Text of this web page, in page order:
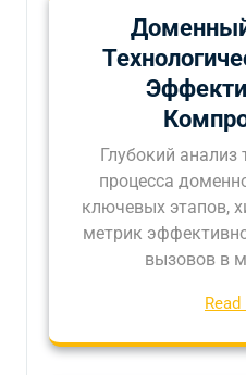
Глубокий анализ
процесса
ключевых этапов,
метрик
вызовов в